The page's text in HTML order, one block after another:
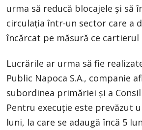
urma să reducă blocajele și să
circulația într-un sector care a
încărcat pe măsură ce cartierul
Lucrările ar urma să fie
Public Napoca S.A., companie
subordinea primăriei și a
Pentru execuție este prevăzut
luni, la care se adaugă încă 5